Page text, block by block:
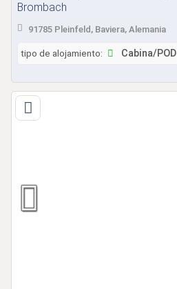
Brombach
91785 Pleinfeld, Baviera, Alemania
tipo de alojamiento: Cabina/POD